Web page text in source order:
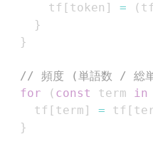
      tf
[ token ] = ( tf
}
}
// 頻度 (単語数 / 総
for
( const term in
    tf
[ term ] = tf [
}